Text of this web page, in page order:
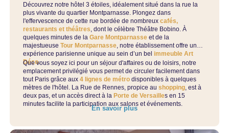
Découvrez notre hôtel 3 étoiles, idéalement situé dans la rue la
plus vivante du quartier Montparnasse. Plongez dans
l'effervescence de cette rue bordée de nombreuxcafés,
restaurants et théâtres , dont le célèbre Théâtre Bobino. À
quelques minutes de laGare Montparnasse et de la
majestueuseTour Montparnasse , notre établissement offre une
expérience parisienne unique au sein d’un belimmeuble Art
Déco.
Que vous soyez ici pour un séjour d'affaires ou de loisirs, notre
emplacement privilégié vous permet de circuler facilement dans
tout Paris grâce aux4 lignes de métro disponibles à quelques
mètres de l'hôtel. La Rue de Rennes, propice aushopping , est à
deux pas, et un accès direct à laPorte de Versailles en 15
minutes facilite la participation aux salons et événements.
En savoir plus